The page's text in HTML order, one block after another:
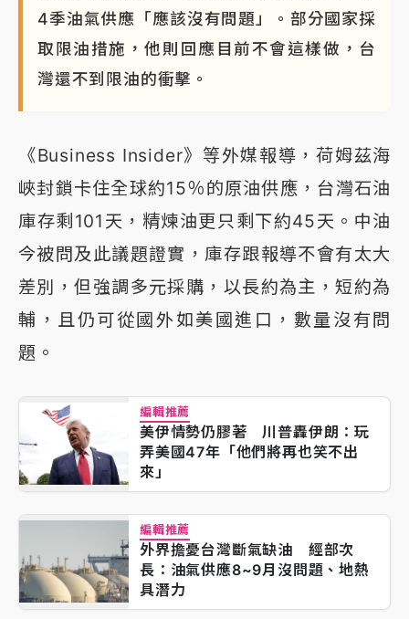
4季油氣供應「應該沒有問題」。部分國家採
取限油措施，他則回應目前不會這樣做，台
灣還不到限油的衝擊。
《Business Insider》等外媒報導，荷姆茲海
峽封鎖卡住全球約15％的原油供應，台灣石油
庫存剩101天，精煉油更只剩下約45天。中油
今被問及此議題證實，庫存跟報導不會有太大
差別，但強調多元採購，以長約為主，短約為
輔，且仍可從國外如美國進口，數量沒有問
題。
編輯推薦
美伊情勢仍膠著 川普轟伊朗：玩
弄美國47年「他們將再也笑不出
來」
編輯推薦
外界擔憂台灣斷氣缺油 經部次
長：油氣供應8~9月沒問題、地熱
具潛力